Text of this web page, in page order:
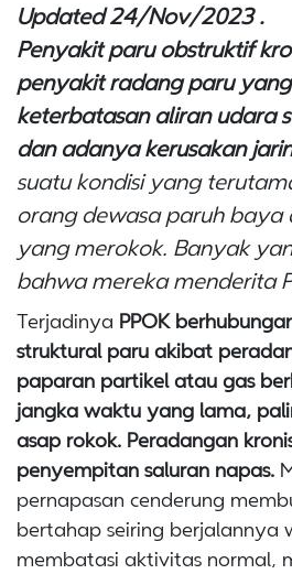
Updated 24/Nov/2023 .
Penyakit paru obstruktif
penyakit radang paru
keterbatasan aliran udara
dan adanya kerusakan
suatu kondisi yang
orang dewasa paruh baya
yang merokok. Banyak
bahwa mereka menderita
Terjadinya PPOK
struktural paru akibat
paparan partikel atau gas
jangka waktu yang lama,
asap rokok. Peradangan
penyempitan saluran napas.
pernapasan cenderung
bertahap seiring berjalannya
membatasi aktivitas normal,